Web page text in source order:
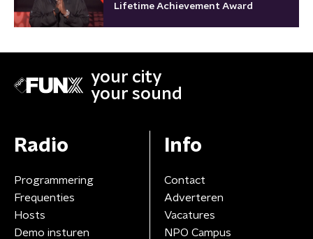
Lifetime Achievement Award
your city
your sound
Radio
Programmering
Frequenties
Hosts
Demo insturen
Info
Contact
Adverteren
Vacatures
NPO Campus